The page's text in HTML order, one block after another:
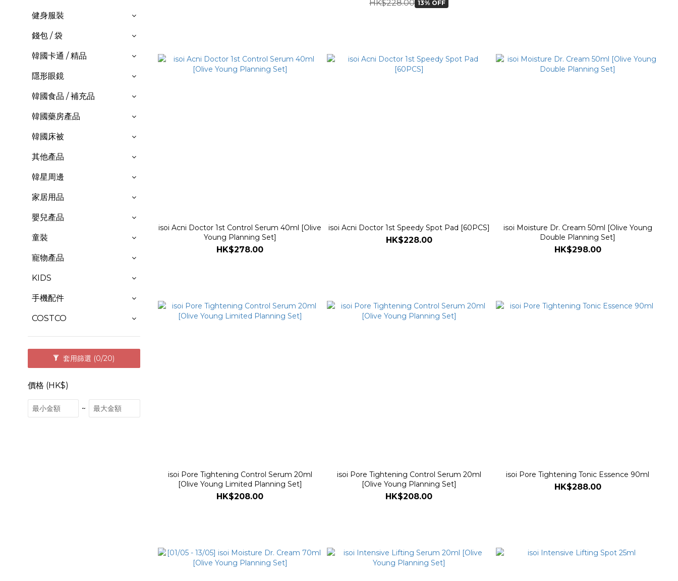
健身服裝
錢包 / 袋
韓國卡通 / 精品
隱形眼鏡
韓國食品 / 補充品
韓國藥房產品
韓國床被
其他產品
韓星周邊
家居用品
嬰兒產品
童裝
寵物產品
KIDS
手機配件
COSTCO
套用篩選 (0/20)
價格 (HK$)
~
HK$228.00 13% OFF
isoi Acni Doctor 1st Control Serum 40ml [Olive
Young Planning Set]
HK$278.00
isoi Acni Doctor 1st Speedy Spot Pad [60PCS]
HK$228.00
isoi Moisture Dr. Cream 50ml [Olive Young
Double Planning Set]
HK$298.00
isoi Pore Tightening Control Serum 20ml
[Olive Young Limited Planning Set]
HK$208.00
isoi Pore Tightening Control Serum 20ml
[Olive Young Planning Set]
HK$208.00
isoi Pore Tightening Tonic Essence 90ml
HK$288.00